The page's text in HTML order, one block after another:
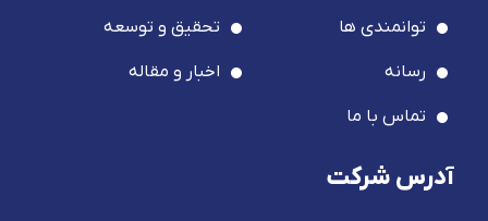
توانمندی ها تحقیق و توسعه
رسانه اخبار و مقاله
تماس با ما
آدرس شرکت